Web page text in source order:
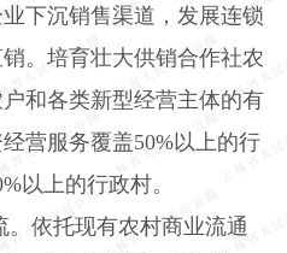
下沉销售渠道，发展连锁
。培育壮大供销合作社农
和各类新型经营主体的有
营服务覆盖50%以上的行
以上的行政村。
。依托现有农村商业流通